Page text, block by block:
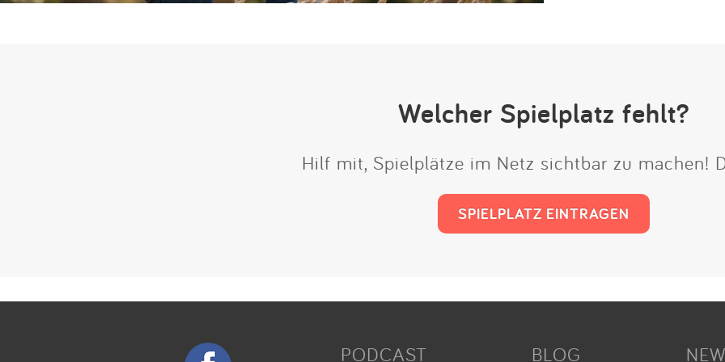
Welcher Spielplatz fehlt?
Hilf mit, Spielplätze im Netz sichtbar zu machen!
SPIELPLATZ EINTRAGEN
PODCAST BLOG